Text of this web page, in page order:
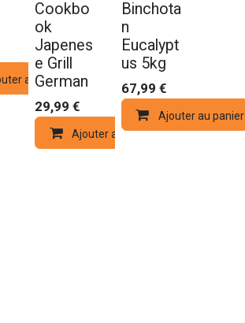
au panier
Cookbo
ok
Japenes
e Grill
German
29,99 €
Ajouter au panier
Binchota
n
Eucalypt
us 5kg
67,99 €
Ajouter au panier